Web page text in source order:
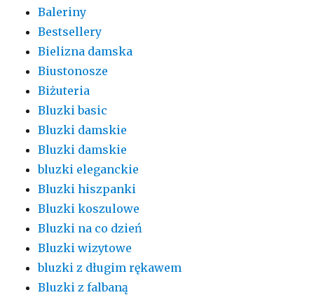
Baleriny
Bestsellery
Bielizna damska
Biustonosze
Biżuteria
Bluzki basic
Bluzki damskie
Bluzki damskie
bluzki eleganckie
Bluzki hiszpanki
Bluzki koszulowe
Bluzki na co dzień
Bluzki wizytowe
bluzki z długim rękawem
Bluzki z falbaną